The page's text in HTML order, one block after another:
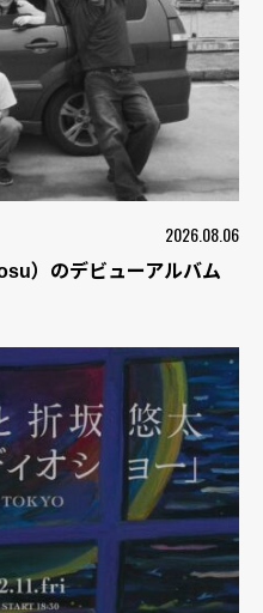
2026.08.06
）のデビューアルバム